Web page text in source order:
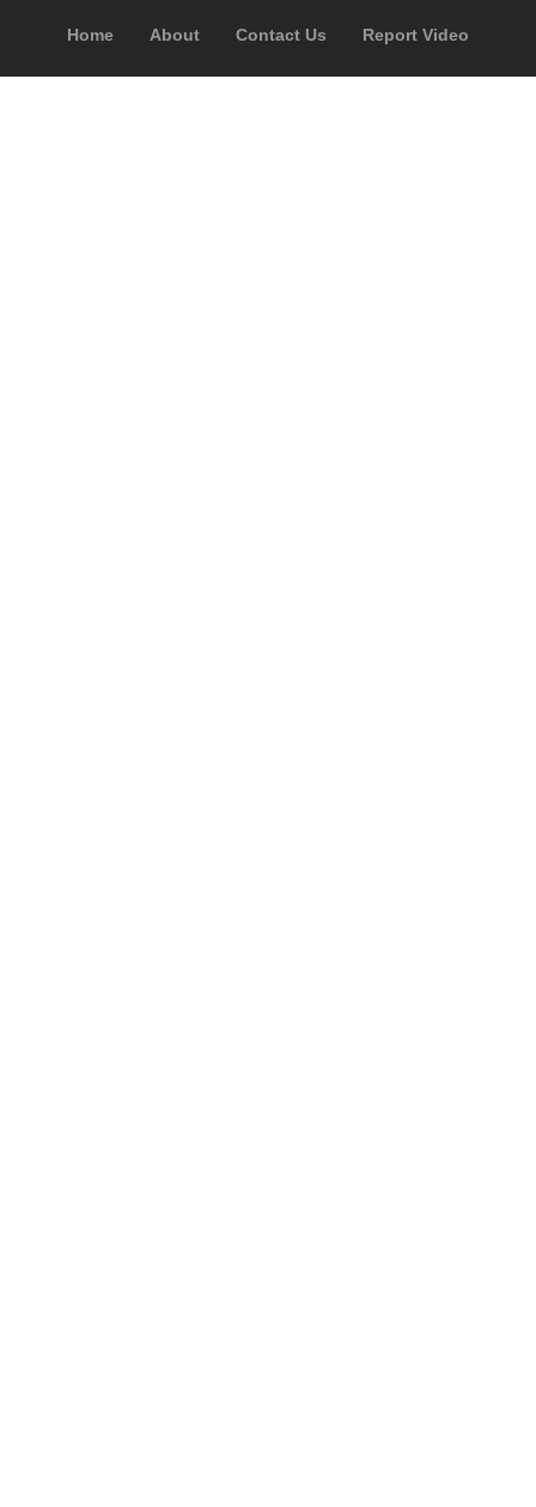
Home About Contact Us Report Video